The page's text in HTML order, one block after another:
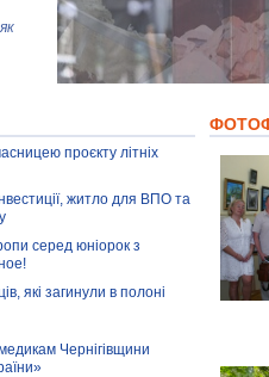
і
проєкту літніх
житло для ВПО та
серед юніорок з
які загинули в полоні
Чернігівщини